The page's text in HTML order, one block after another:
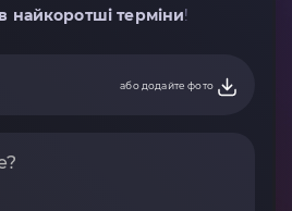
найкоротші терміни!
або додайте фото